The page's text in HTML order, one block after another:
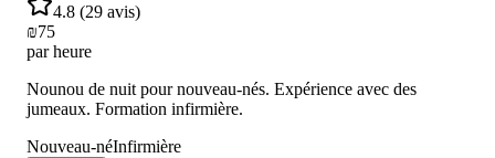
4.8 (29 avis)
₪75
par heure
Nounou de nuit pour nouveau-nés. Expérience avec des
jumeaux. Formation infirmière.
Nouveau-néInfirmière